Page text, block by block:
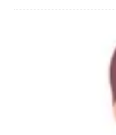
Danimarka
42 48 17 28
Lütfen Danimarka
Danimarka’dan
98 kiloda,